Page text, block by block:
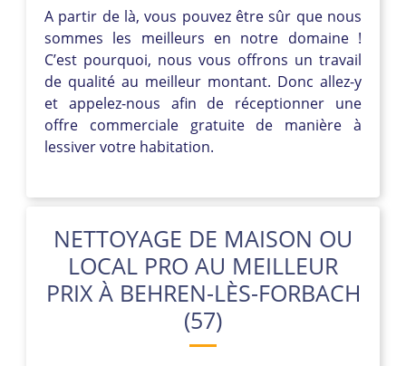
A partir de là, vous pouvez être sûr que nous
sommes les meilleurs en notre domaine !
C’est pourquoi, nous vous offrons un travail
de qualité au meilleur montant. Donc allez-y
et appelez-nous afin de réceptionner une
offre commerciale gratuite de manière à
lessiver votre habitation.
NETTOYAGE DE MAISON OU
LOCAL PRO AU MEILLEUR
PRIX À BEHREN-LÈS-FORBACH
(57)